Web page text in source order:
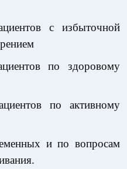
с избыточной
по здоровому
по активному
и по вопросам